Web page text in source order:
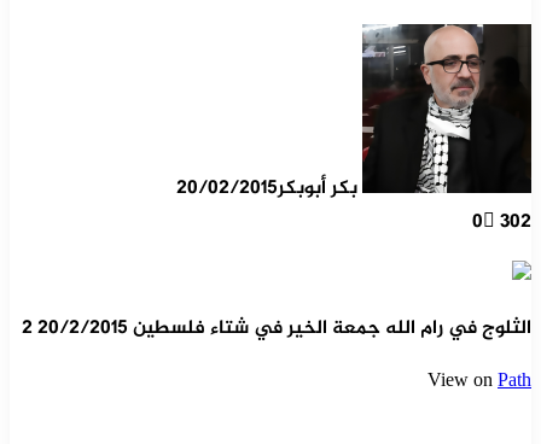
بكر أبوبكر20/02/2015
0 302
الثلوج في رام الله جمعة الخير في شتاء فلسطين ٢٠/٢/٢٠١٥ ٢
View onPath